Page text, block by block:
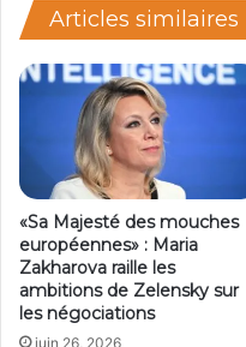
Articles similaires
«Sa Majesté des mouches
européennes» : Maria
Zakharova raille les
ambitions de Zelensky sur
les négociations
juin 26, 2026